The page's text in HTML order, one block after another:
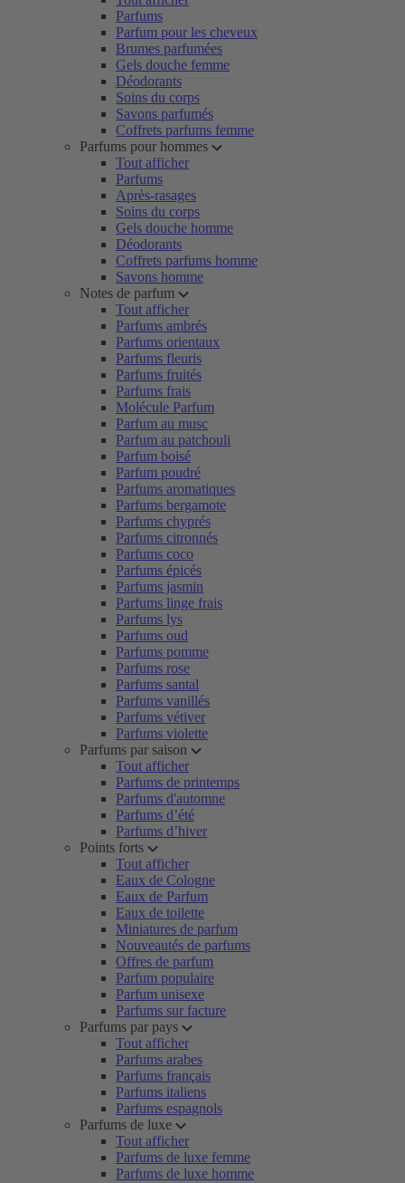
Parfums
Parfum pour les cheveux
Brumes parfumées
Gels douche femme
Déodorants
Soins du corps
Savons parfumés
Coffrets parfums femme
Parfums pour hommes
Tout afficher
Parfums
Après-rasages
Soins du corps
Gels douche homme
Déodorants
Coffrets parfums homme
Savons homme
Notes de parfum
Tout afficher
Parfums ambrés
Parfums orientaux
Parfums fleuris
Parfums fruités
Parfums frais
Molécule Parfum
Parfum au musc
Parfum au patchouli
Parfum boisé
Parfum poudré
Parfums aromatiques
Parfums bergamote
Parfums chyprés
Parfums citronnés
Parfums coco
Parfums épicés
Parfums jasmin
Parfums linge frais
Parfums lys
Parfums oud
Parfums pomme
Parfums rose
Parfums santal
Parfums vanillés
Parfums vétiver
Parfums violette
Parfums par saison
Tout afficher
Parfums de printemps
Parfums d'automne
Parfums d’été
Parfums d’hiver
Points forts
Tout afficher
Eaux de Cologne
Eaux de Parfum
Eaux de toilette
Miniatures de parfum
Nouveautés de parfums
Offres de parfum
Parfum populaire
Parfum unisexe
Parfums sur facture
Parfums par pays
Tout afficher
Parfums arabes
Parfums français
Parfums italiens
Parfums espagnols
Parfums de luxe
Tout afficher
Parfums de luxe femme
Parfums de luxe homme